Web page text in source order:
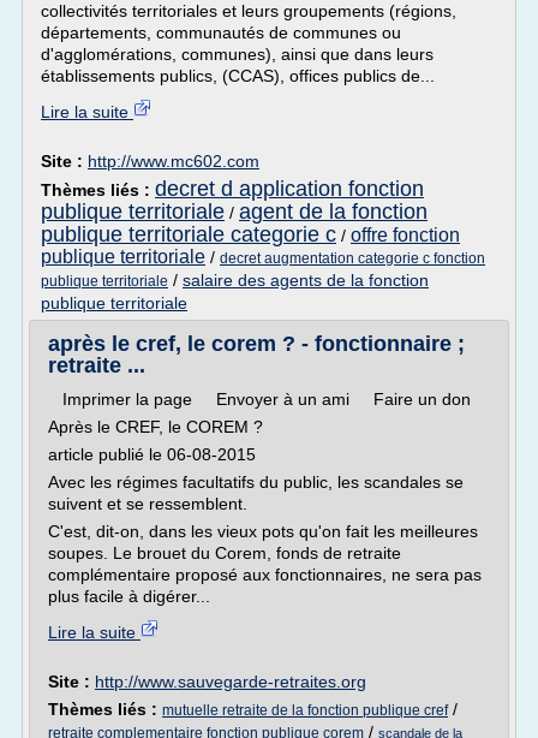
collectivités territoriales et leurs groupements (régions,
départements, communautés de communes ou
d'agglomérations, communes), ainsi que dans leurs
établissements publics, (CCAS), offices publics de...
Lire la suite
Site : http://www.mc602.com
Thèmes liés : decret d application fonction
publique territoriale / agent de la fonction
publique territoriale categorie c / offre fonction
publique territoriale / decret augmentation categorie c fonction
publique territoriale / salaire des agents de la fonction
publique territoriale
après le cref, le corem ? - fonctionnaire ;
retraite ...
Imprimer la page Envoyer à un ami Faire un don
Après le CREF, le COREM ?
article publié le 06-08-2015
Avec les régimes facultatifs du public, les scandales se
suivent et se ressemblent.
C'est, dit-on, dans les vieux pots qu'on fait les meilleures
soupes. Le brouet du Corem, fonds de retraite
complémentaire proposé aux fonctionnaires, ne sera pas
plus facile à digérer...
Lire la suite
Site : http://www.sauvegarde-retraites.org
Thèmes liés : mutuelle retraite de la fonction publique cref/
retraite complementaire fonction publique corem / scandale de la